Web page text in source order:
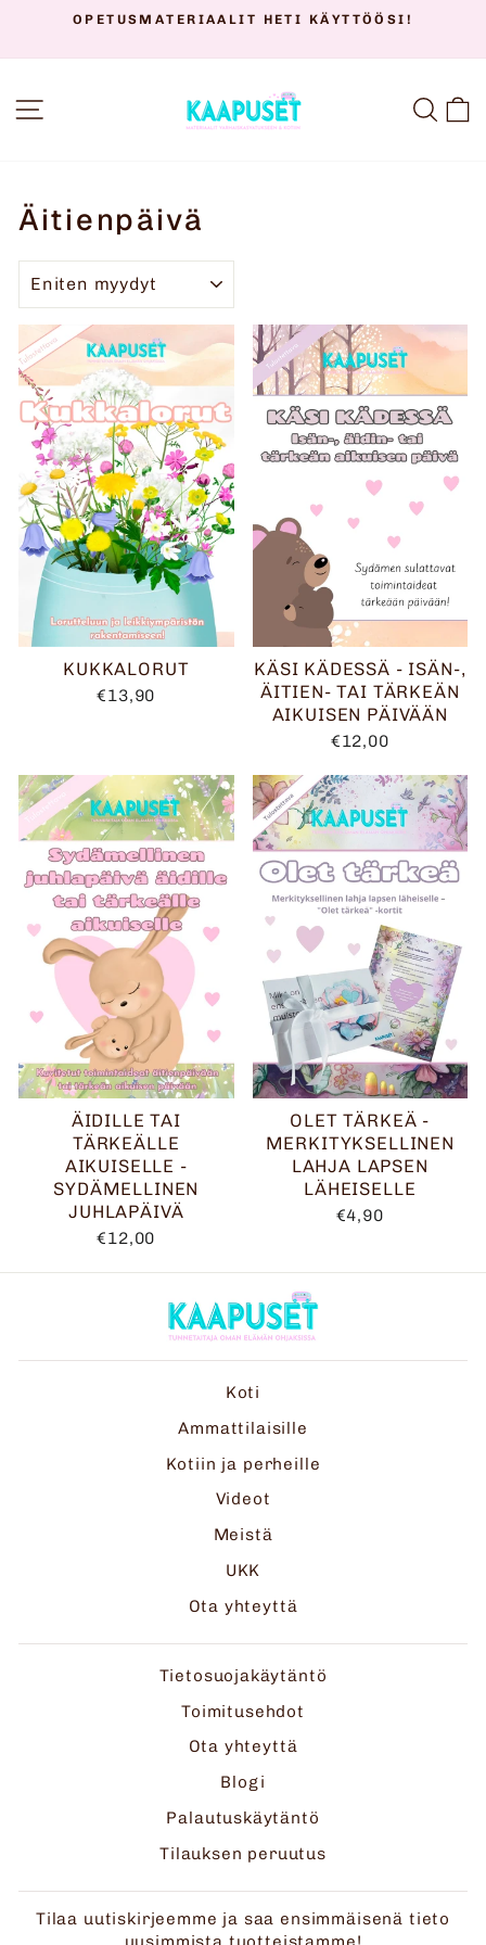
OPETUSMATERIAALIT HETI KÄYTTÖÖSI!
SIVUSTON NAVIGOINTI
Äitienpäivä
KUKKALORUT
€13,90
KÄSI KÄDESSÄ - ISÄN-,
ÄITIEN- TAI TÄRKEÄN
AIKUISEN PÄIVÄÄN
€12,00
ÄIDILLE TAI
TÄRKEÄLLE
AIKUISELLE -
SYDÄMELLINEN
JUHLAPÄIVÄ
€12,00
OLET TÄRKEÄ -
MERKITYKSELLINEN
LAHJA LAPSEN
LÄHEISELLE
€4,90
Koti
Ammattilaisille
Kotiin ja perheille
Videot
Meistä
UKK
Ota yhteyttä
Tietosuojakäytäntö
Toimitusehdot
Ota yhteyttä
Blogi
Palautuskäytäntö
Tilauksen peruutus
Tilaa uutiskirjeemme ja saa ensimmäisenä tieto